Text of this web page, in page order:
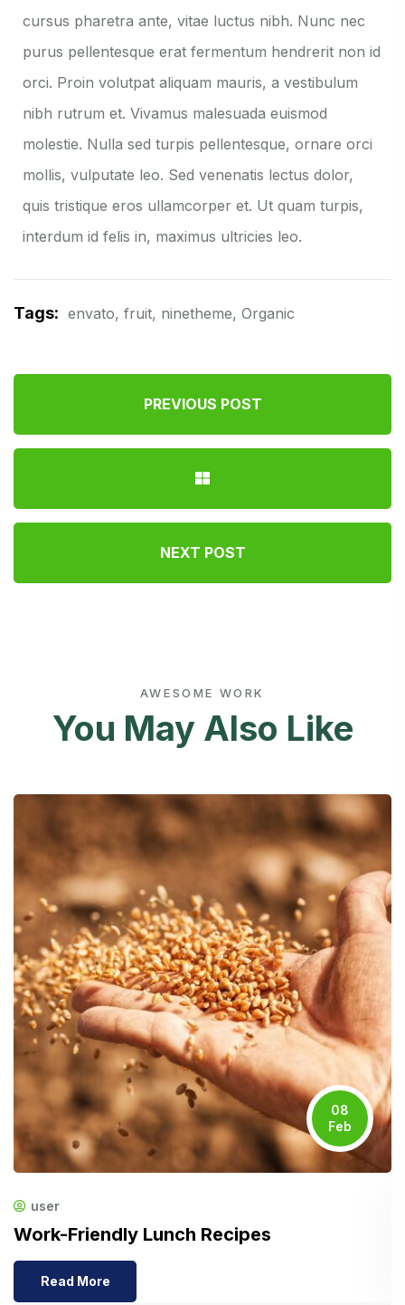
cursus pharetra ante, vitae luctus nibh. Nunc nec
purus pellentesque erat fermentum hendrerit non id
orci. Proin volutpat aliquam mauris, a vestibulum
nibh rutrum et. Vivamus malesuada euismod
molestie. Nulla sed turpis pellentesque, ornare orci
mollis, vulputate leo. Sed venenatis lectus dolor,
quis tristique eros ullamcorper et. Ut quam turpis,
interdum id felis in, maximus ultricies leo.
Tags: envato, fruit, ninetheme, Organic
PREVIOUS POST
NEXT POST
AWESOME WORK
You May Also Like
08
Feb
user
Work-Friendly Lunch Recipes
Read More